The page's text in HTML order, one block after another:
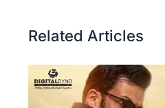
Related Articles